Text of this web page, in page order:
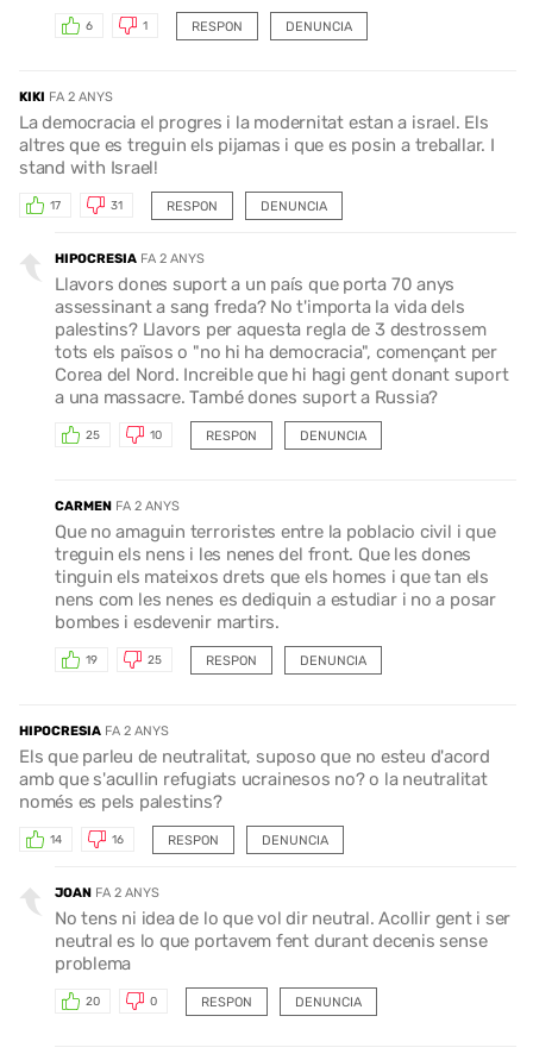
RESPON
6 1 DENUNCIA
KIKI FA 2 ANYS
La democracia el progres i la modernitat estan a israel. Els
altres que es treguin els pijamas i que es posin a treballar. I
stand with Israel!
RESPON
17 31 DENUNCIA
HIPOCRESIA FA 2 ANYS
Llavors dones suport a un país que porta 70 anys
assessinant a sang freda? No t'importa la vida dels
palestins? Llavors per aquesta regla de 3 destrossem
tots els països o "no hi ha democracia", començant per
Corea del Nord. Increible que hi hagi gent donant suport
a una massacre. També dones suport a Russia?
RESPON
25 10 DENUNCIA
CARMEN FA 2 ANYS
Que no amaguin terroristes entre la poblacio civil i que
treguin els nens i les nenes del front. Que les dones
tinguin els mateixos drets que els homes i que tan els
nens com les nenes es dediquin a estudiar i no a posar
bombes i esdevenir martirs.
RESPON
19 25 DENUNCIA
HIPOCRESIA FA 2 ANYS
Els que parleu de neutralitat, suposo que no esteu d'acord
amb que s'acullin refugiats ucrainesos no? o la neutralitat
només es pels palestins?
RESPON
14 16 DENUNCIA
JOAN FA 2 ANYS
No tens ni idea de lo que vol dir neutral. Acollir gent i ser
neutral es lo que portavem fent durant decenis sense
problema
RESPON
20 0 DENUNCIA